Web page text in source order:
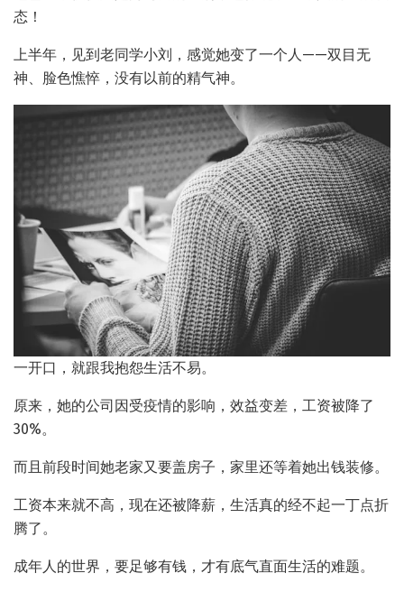
态！
上半年，见到老同学小刘，感觉她变了一个人——双目无
神、脸色憔悴，没有以前的精气神。
一开口，就跟我抱怨生活不易。
原来，她的公司因受疫情的影响，效益变差，工资被降了
30%。
而且前段时间她老家又要盖房子，家里还等着她出钱装修。
工资本来就不高，现在还被降薪，生活真的经不起一丁点折
腾了。
成年人的世界，要足够有钱，才有底气直面生活的难题。